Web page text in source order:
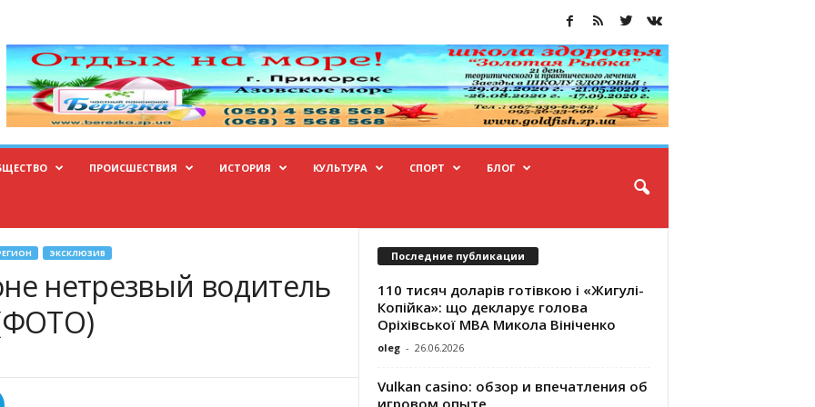
ПРОИСШЕСТВИЯ ИСТОРИЯ КУЛЬТУРА СПОРТ БЛОГ
ЭКСКЛЮЗИВ
нетрезвый водитель
Последние публикации
110 тисяч доларів готівкою і «Жигулі-
Копійка»: що декларує голова
Оріхівської МВА Микола Вініченко
oleg - 26.06.2026
Vulkan casino: обзор и впечатления об
игровом опыте